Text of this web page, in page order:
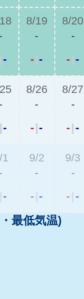
|-
8/19
-
-|-
8/20
-
-|-
|-
8/26
-
-|-
8/27
-
-|-
1
-
-
9/2
-
- |-
9/3
-
- -
最低気温)